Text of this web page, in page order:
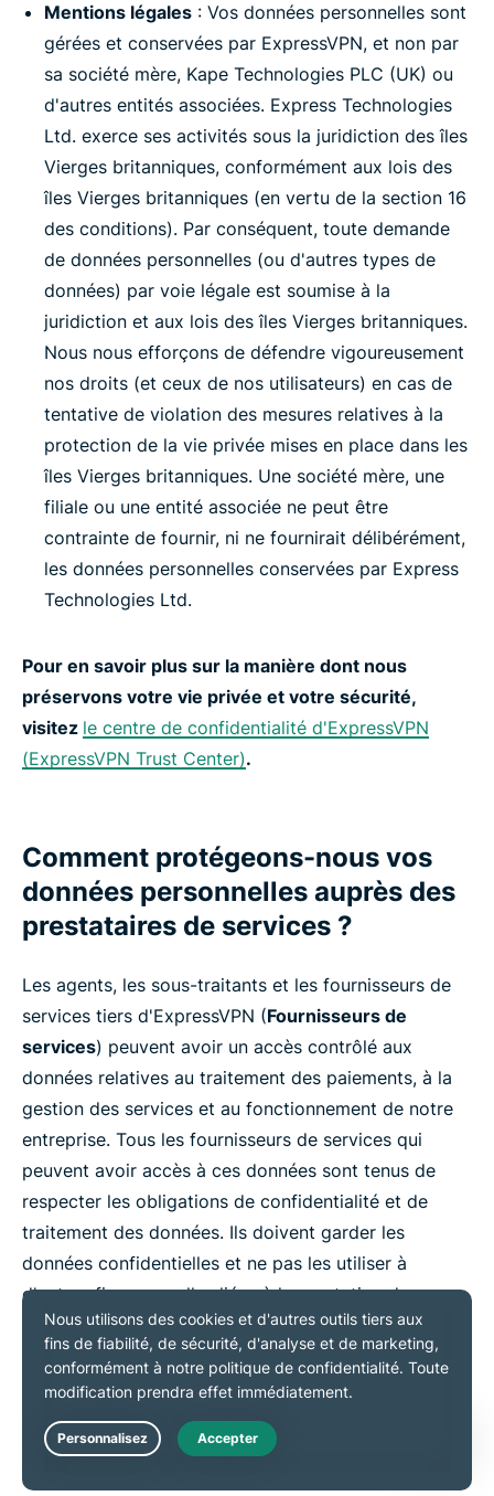
Mentions légales : Vos données personnelles sont
gérées et conservées par ExpressVPN, et non par
sa société mère, Kape Technologies PLC (UK) ou
d'autres entités associées. Express Technologies
Ltd. exerce ses activités sous la juridiction des îles
Vierges britanniques, conformément aux lois des
îles Vierges britanniques (en vertu de la section 16
des conditions). Par conséquent, toute demande
de données personnelles (ou d'autres types de
données) par voie légale est soumise à la
juridiction et aux lois des îles Vierges britanniques.
Nous nous efforçons de défendre vigoureusement
nos droits (et ceux de nos utilisateurs) en cas de
tentative de violation des mesures relatives à la
protection de la vie privée mises en place dans les
îles Vierges britanniques. Une société mère, une
filiale ou une entité associée ne peut être
contrainte de fournir, ni ne fournirait délibérément,
les données personnelles conservées par Express
Technologies Ltd.
Pour en savoir plus sur la manière dont nous
préservons votre vie privée et votre sécurité,
visitez le centre de confidentialité d'ExpressVPN
(ExpressVPN Trust Center).
Comment protégeons-nous vos
données personnelles auprès des
prestataires de services ?
Les agents, les sous-traitants et les fournisseurs de
services tiers d'ExpressVPN (Fournisseurs de
services) peuvent avoir un accès contrôlé aux
données relatives au traitement des paiements, à la
gestion des services et au fonctionnement de notre
entreprise. Tous les fournisseurs de services qui
peuvent avoir accès à ces données sont tenus de
respecter les obligations de confidentialité et de
traitement des données. Ils doivent garder les
données confidentielles et ne pas les utiliser à
d'autres fins que celles liées à la prestation de
services qu'ils fournissent pour le compte
d'ExpressVPN. Ces obligations comprennent des
engagements contractuels relatifs à la protection des
données conformément aux lois en vigueur,
notamment celles qui régissent le transfert de
données personnelles de l'Union européenne/Espace